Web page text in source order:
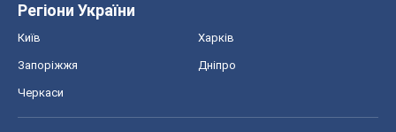
Регіони України
Київ Харків
Запоріжжя Дніпро
Черкаси